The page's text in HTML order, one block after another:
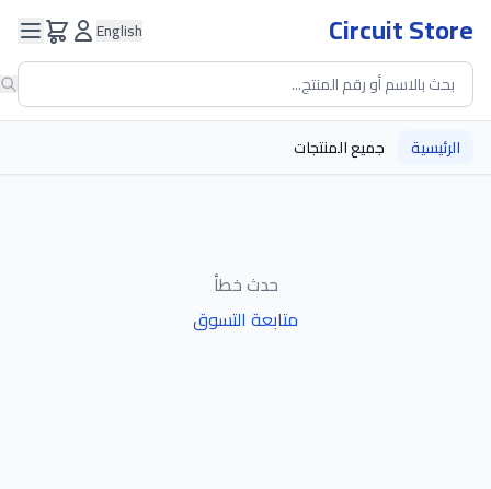
Circuit Store
English
الرئيسية جميع المنتجات
حدث خطأ
متابعة التسوق